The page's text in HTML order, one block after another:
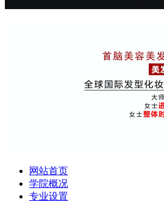
网站首页
学院概况
专业设置